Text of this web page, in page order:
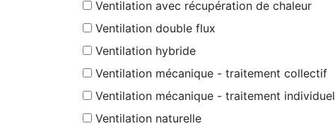
Ventilation avec récupération de chaleur
Ventilation double flux
Ventilation hybride
Ventilation mécanique - traitement collectif
Ventilation mécanique - traitement individuel
Ventilation naturelle